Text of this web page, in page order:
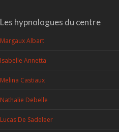
Les hypnologues du centre
Margaux Albart
Isabelle Annetta
Melina Castiaux
Nathalie Debelle
Lucas De Sadeleer